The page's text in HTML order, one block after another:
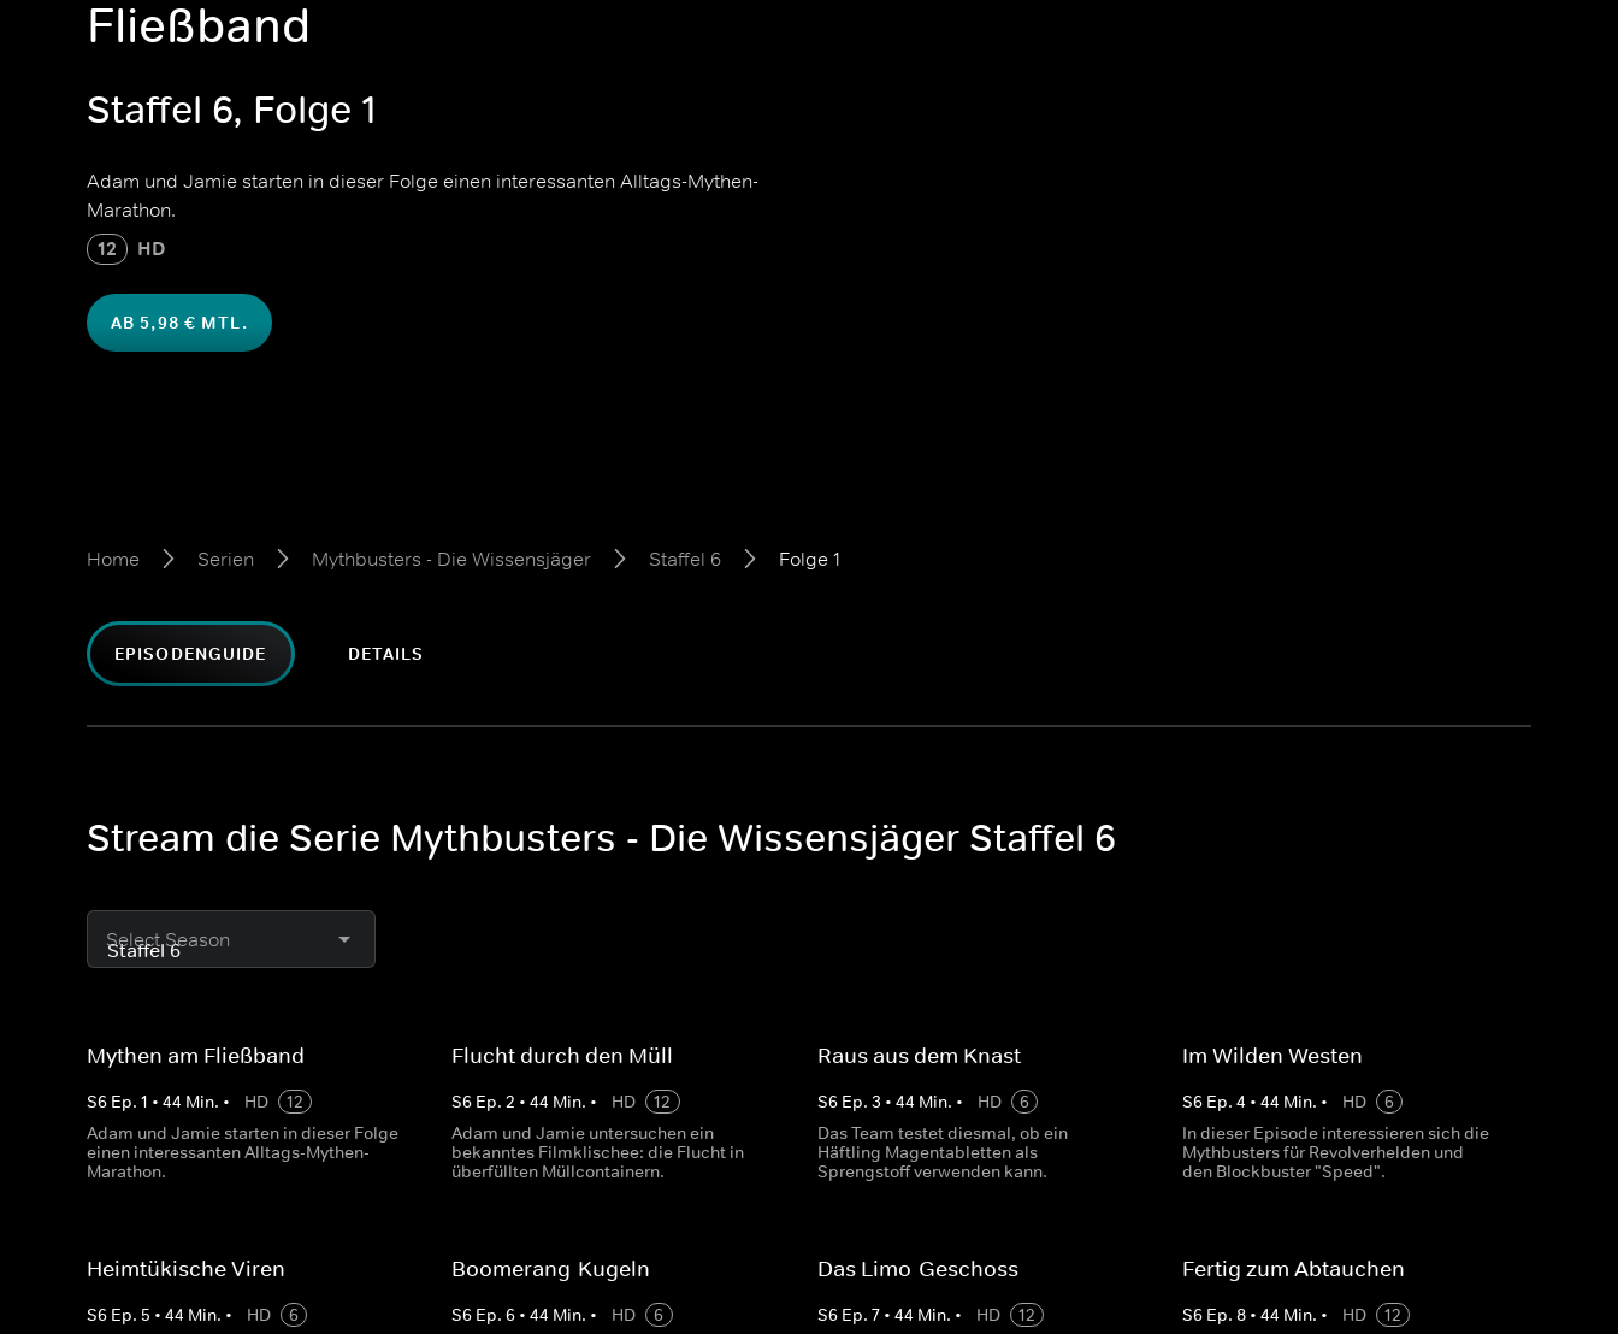
Fließband
Staffel 6, Folge 1
Adam und Jamie starten in dieser Folge einen interessanten Alltags-Mythen-
Marathon.
12 HD
AB 5,98 € MTL.
Home Serien Mythbusters - Die Wissensjäger Staffel 6 Folge 1
EPISODENGUIDE DETAILS
Stream die Serie Mythbusters - Die Wissensjäger Staffel 6
Select Season
Mythen am Fließband
S6 Ep. 1 • 44 Min. • HD
12
Adam und Jamie starten in dieser Folge
einen interessanten Alltags-Mythen-
Marathon.
Flucht durch den Müll
S6 Ep.2 •44 Min. • HD
12
Adam und Jamie untersuchen ein
bekanntes Filmklischee: die Flucht in
überfüllten Müllcontainern.
Raus aus dem Knast
S6 Ep. 3 • 44 Min. • HD
6
Das Team testet diesmal, ob ein
Häftling Magentabletten als
Sprengstoff verwenden kann.
Im Wilden Westen
S6 Ep. 4 • 44 Min. • HD
6
In dieser Episode interessieren sich die
Mythbusters für Revolverhelden und
den Blockbuster "Speed".
Heimtükische Viren
S6 Ep. 5 • 44 Min. • HD
6
Boomerang-Kugeln
S6 Ep.6 •44 Min. • HD
6
Das Limo-Geschoss
S6 Ep. 7• 44 Min. • HD
12
Fertig zum Abtauchen
S6 Ep. 8• 44 Min. • HD
12